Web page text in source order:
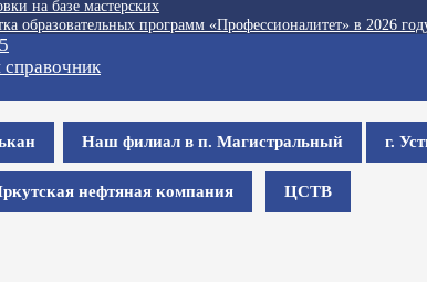
на базе мастерских
образовательных программ «Профессионалитет» в 2026
Наш филиал в п. Магистральный г.
нефтяная компания ЦСТВ